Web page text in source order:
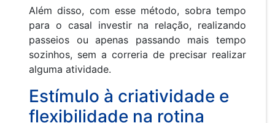
Além disso, com esse método, sobra tempo
para o casal investir na relação, realizando
passeios ou apenas passando mais tempo
sozinhos, sem a correria de precisar realizar
alguma atividade.
Estímulo à criatividade e
flexibilidade na rotina